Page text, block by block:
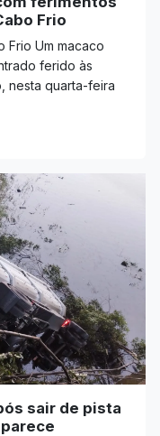
Frio
Frio Um macaco
ferido às
nesta quarta-feira
sair de pista